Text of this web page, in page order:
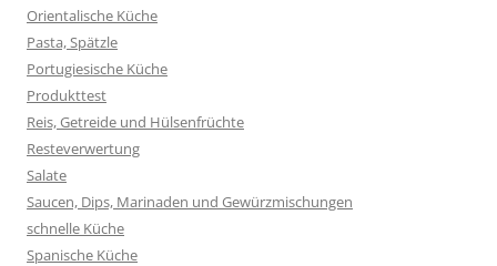
Orientalische Küche
Pasta, Spätzle
Portugiesische Küche
Produkttest
Reis, Getreide und Hülsenfrüchte
Resteverwertung
Salate
Saucen, Dips, Marinaden und Gewürzmischungen
schnelle Küche
Spanische Küche